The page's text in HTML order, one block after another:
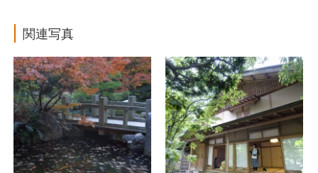
関連写真